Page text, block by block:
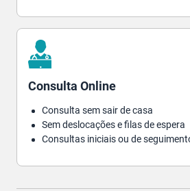
Consulta Online
Consulta sem sair de casa
Sem deslocações e filas de espera
Consultas iniciais ou de